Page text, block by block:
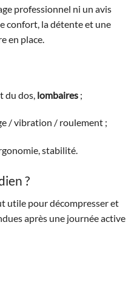
professionnel ni un avis
confort, la détente et une
en place.
du dos, lombaires ;
/ vibration / roulement ;
stabilité.
?
utile pour décompresser et
après une journée active